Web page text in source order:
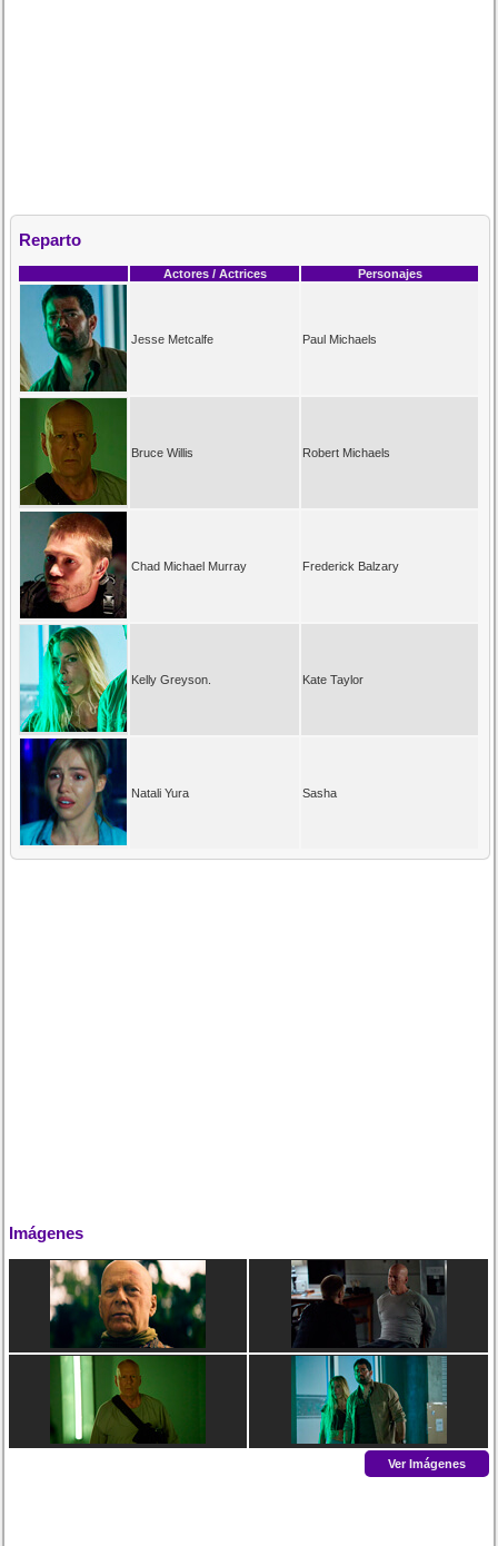
Reparto
Actores / Actrices Personajes
Jesse Metcalfe Paul Michaels
Bruce Willis Robert Michaels
Chad Michael Murray Frederick Balzary
Kelly Greyson. Kate Taylor
Natali Yura Sasha
Imágenes
Ver Imágenes